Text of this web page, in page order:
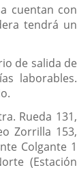
cuentan con
tendrá un
de salida de
laborables.
Rueda 131,
Zorrilla 153,
Colgante 1
(Estación